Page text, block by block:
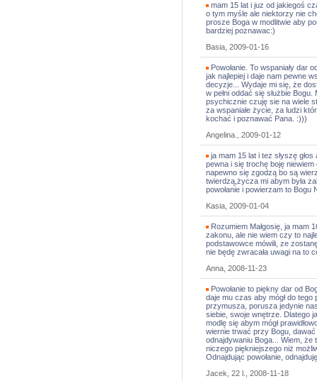
mam 15 lat i juz od jakiegoś
o tym myśle ale niektorzy nie
prosze Boga w modlitwie aby
bardziej poznawac:)
Basia, 2009-01-16
Powołanie. To wspaniały dar
jak najlepiej i daje nam pewne
decyzje... Wydaje mi się, że
w pełni oddać się służbie
psychicznie czuję sie na wiele
za wspaniałe życie, za ludzi
kochać i poznawać Pana. :)))
Angelina., 2009-01-12
ja mam 15 lat i tez słyszę
pewna i się trochę boję
napewno się zgodzą bo są
twierdzą,życza mi abym była
powołanie i powierzam to Bogu
Kasia, 2009-01-04
Rozumiem Małgosię, ja mam
zakonu, ale nie wiem czy to
podstawowce mówili, ze
nie będę zwracała uwagi na to
Anna, 2008-11-23
Powołanie to piękny dar od
daje mu czas aby mógł do tego
przymusza, porusza jedynie
siebie, swoje wnętrze. Dlatego
modlę się abym mógł
wiernie trwać przy Bogu,
odnajdywaniu Boga... Wiem,
niczego piękniejszego niż
Odnajdując powołanie,
Jacek, 22 l., 2008-11-18